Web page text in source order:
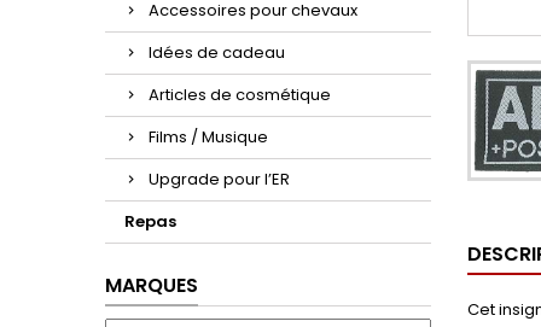
Accessoires pour chevaux
Idées de cadeau
Articles de cosmétique
Films / Musique
Upgrade pour l’ER
Repas
MARQUES
Cet